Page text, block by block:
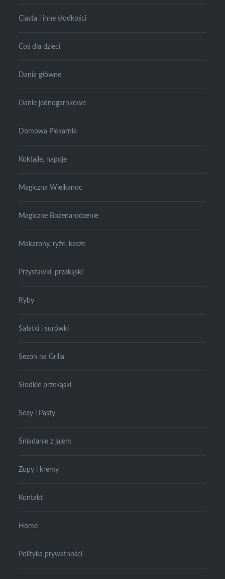
Ciasta i inne słodkości
Coś dla dzieci
Dania główne
Danie jednogarnkowe
Domowa Piekarnia
Koktajle, napoje
Magiczna Wielkanoc
Magiczne Bożenarodzenie
Makarony, ryże, kasze
Przystawki, przekąski
Ryby
Sałatki i surówki
Sezon na Grilla
Słodkie przekąski
Sosy i Pasty
Śniadanie z jajem
Zupy i kremy
Kontakt
Home
Polityka prywatności